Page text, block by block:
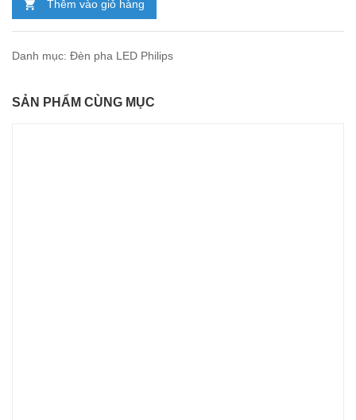
Thêm vào giỏ hàng
Danh mục: Đèn pha LED Philips
SẢN PHẨM CÙNG MỤC